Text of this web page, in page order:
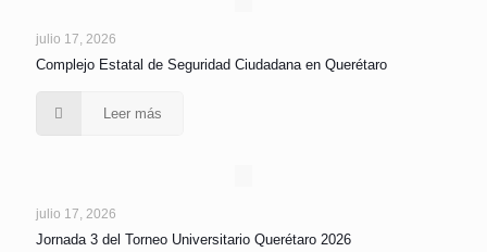
julio 17, 2026
Complejo Estatal de Seguridad Ciudadana en Querétaro
Leer más
julio 17, 2026
Jornada 3 del Torneo Universitario Querétaro 2026